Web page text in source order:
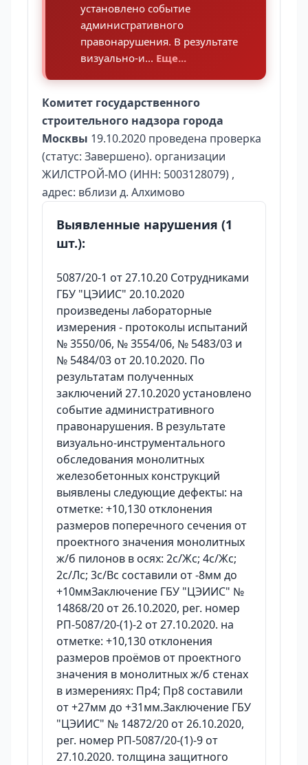
установлено событие
административного
правонарушения. В результате
визуально-и... Еще...
Комитет государственного
строительного надзора города
Москвы 19.10.2020 проведена проверка
(статус: Завершено). организации
ЖИЛСТРОЙ-МО (ИНН: 5003128079) ,
адрес: вблизи д. Алхимово
Выявленные нарушения (1
шт.):
5087/20-1 от 27.10.20 Сотрудниками
ГБУ "ЦЭИИС" 20.10.2020
произведены лабораторные
измерения - протоколы испытаний
№ 3550/06, № 3554/06, № 5483/03 и
№ 5484/03 от 20.10.2020. По
результатам полученных
заключений 27.10.2020 установлено
событие административного
правонарушения. В результате
визуально-инструментального
обследования монолитных
железобетонных конструкций
выявлены следующие дефекты: на
отметке: +10,130 отклонения
размеров поперечного сечения от
проектного значения монолитных
ж/б пилонов в осях: 2с/Жс; 4с/Жс;
2с/Лс; 3с/Вс составили от -8мм до
+10ммЗаключение ГБУ "ЦЭИИС" №
14868/20 от 26.10.2020, рег. номер
РП-5087/20-(1)-2 от 27.10.2020. на
отметке: +10,130 отклонения
размеров проёмов от проектного
значения в монолитных ж/б стенах
в измерениях: Пр4; Пр8 составили
от +27мм до +31мм.Заключение ГБУ
"ЦЭИИС" № 14872/20 от 26.10.2020,
рег. номер РП-5087/20-(1)-9 от
27.10.2020. толщина защитного